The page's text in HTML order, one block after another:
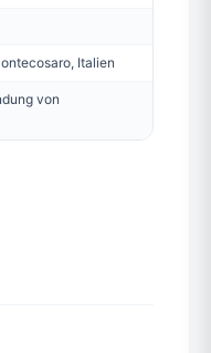
Italien
von